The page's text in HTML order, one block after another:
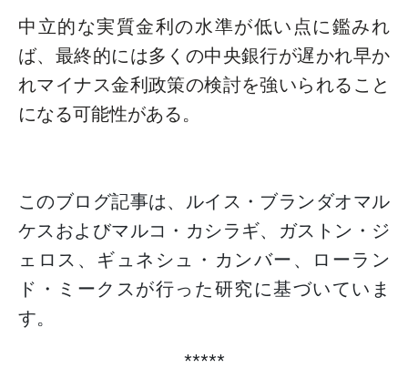
中立的な実質金利の水準が低い点に鑑みれ
ば、最終的には多くの中央銀行が遅かれ早か
れマイナス金利政策の検討を強いられること
になる可能性がある。
このブログ記事は、ルイス・ブランダオマル
ケスおよびマルコ・カシラギ、ガストン・ジ
ェロス、ギュネシュ・カンバー、ローラン
ド・ミークスが行った研究に基づいていま
す。
*****